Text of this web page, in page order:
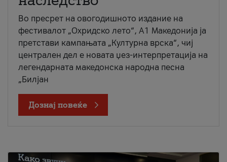
Во пресрет на овогодишното издание на
фестивалот „Охридско лето“, А1 Македонија ја
претстави кампањата „Културна врска“, чиј
централен дел е новата џез-интерпретација на
легендарната македонска народна песна
„Билјан
Дознај повеќе